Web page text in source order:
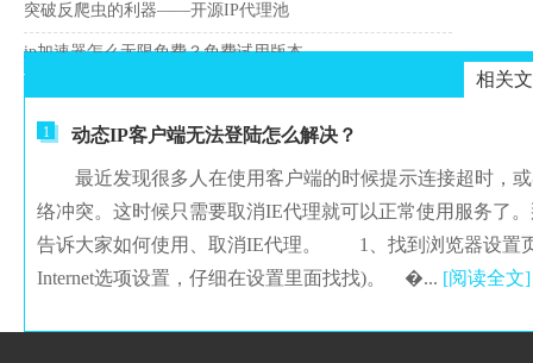
突破反爬虫的利器——开源IP代理池
ip加速器怎么无限免费？免费试用版本
相关
1 动态IP客户端无法登陆怎么解决？
最近发现很多人在使用客户端的时候提示连接超时，或
络冲突。这时候只需要取消IE代理就可以正常使用服务了
告诉大家如何使用、取消IE代理。 1、找到浏览器设置
Internet选项设置，仔细在设置里面找找)。 �... [阅读全文]